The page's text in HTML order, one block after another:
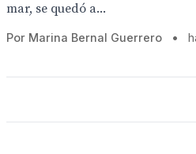
mar, se quedó a...
Por Marina Bernal Guerrero •